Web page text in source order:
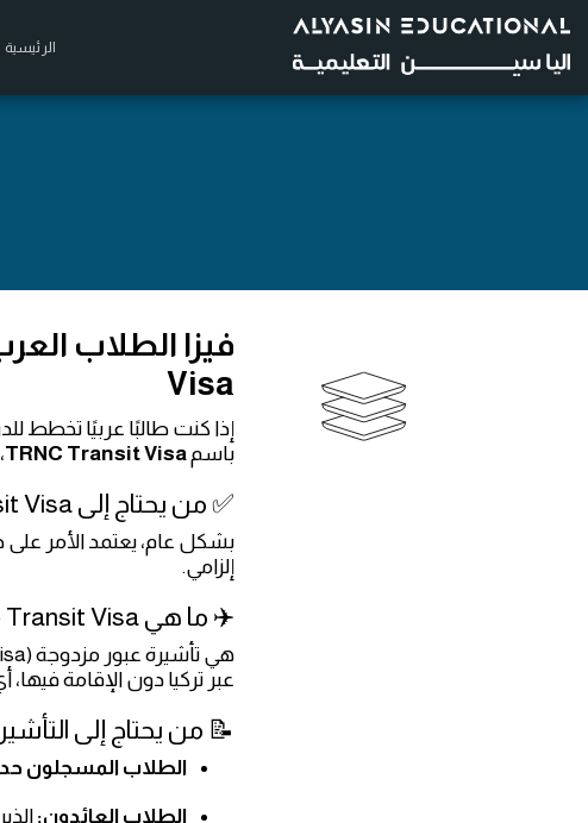
الرئيسية
Visa
إذا كنت طالبًا عربيًا تخطط
باسم TRNC Transit Visa
✅ من يحتاج إلى TRNC Transit Visa؟
بشكل عام، يعتمد الأمر على
إلزامي.
✈️ ما هي TRNC Transit Visa؟
عبر تركيا دون الإقامة فيها،
📝 من يحتاج إلى
الطلاب المسجلون
الطلاب العائدون: